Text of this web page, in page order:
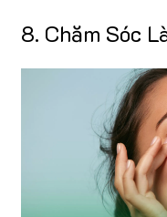
8. Chăm Sóc